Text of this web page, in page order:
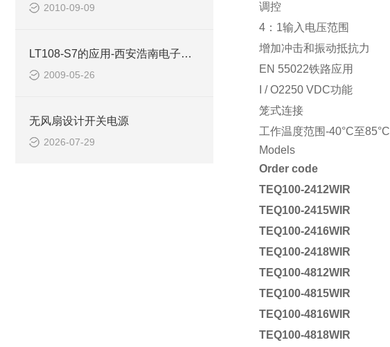
2010-09-09
LT108-S7的应用-西安浩南电子科技有限公司
2009-05-26
无风扇设计开关电源
2026-07-29
调控
4： 1输入电压范围
增加冲击和振动抵抗力
EN 55022铁路应用
I / O2250 VDC功能
笼式连接
工作温度范围-40°C至85°C
Models
Order code
TEQ100-2412WIR
TEQ100-2415WIR
TEQ100-2416WIR
TEQ100-2418WIR
TEQ100-4812WIR
TEQ100-4815WIR
TEQ100-4816WIR
TEQ100-4818WIR